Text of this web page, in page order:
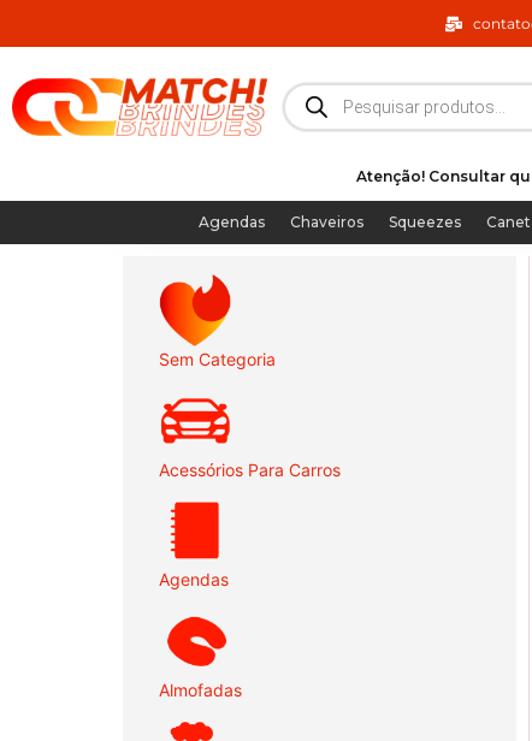
para
conteúdo
Pesquisar
produtos
Atenção! Consultar
Agendas Chaveiros Squeezes
Sem Categoria
Acessórios Para Carros
Agendas
Almofadas